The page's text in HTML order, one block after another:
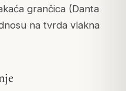
grančica (Danta
na tvrda vlakna